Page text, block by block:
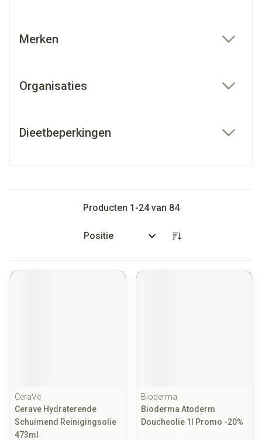
Merken
Organisaties
Dieetbeperkingen
Producten 1 -24van 84
Sorteer op:
CeraVe
Cerave Hydraterende
Schuimend Reinigingsolie
473ml
Bioderma
Bioderma Atoderm
Doucheolie 1l Promo -20%